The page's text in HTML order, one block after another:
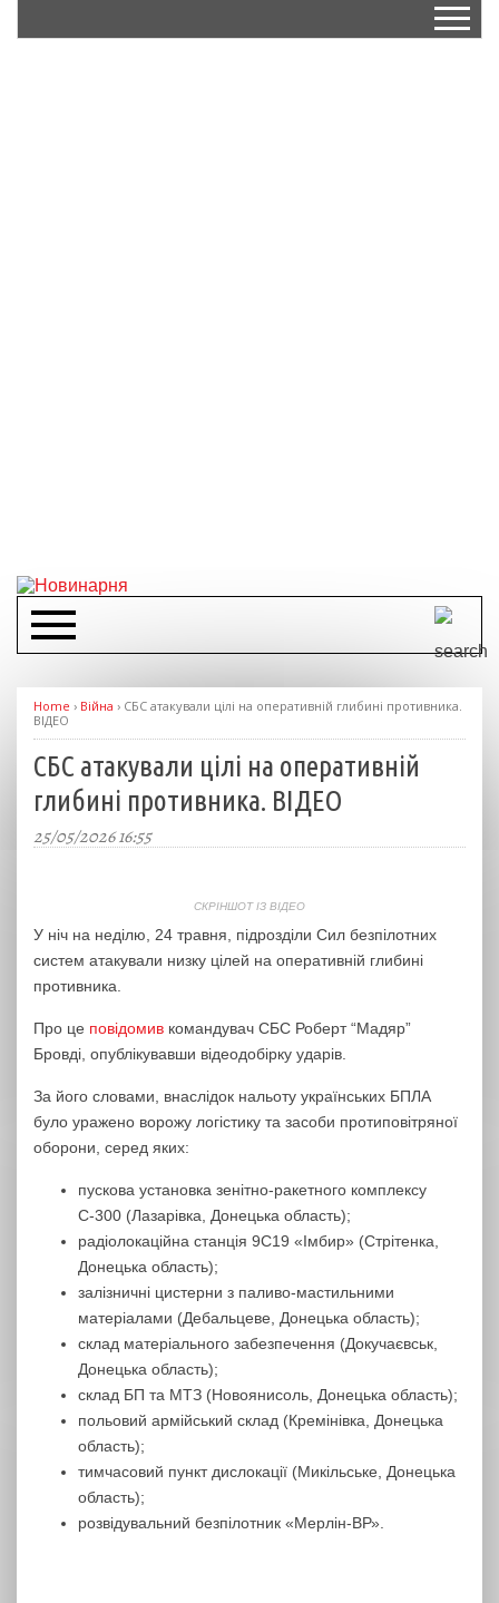
Home › Війна › СБС атакували цілі на оперативній глибині противника.
ВІДЕО
СБС атакували цілі на оперативній
глибині противника. ВІДЕО
25/05/2026 16:55
СКРІНШОТ ІЗ ВІДЕО
У ніч на неділю, 24 травня, підрозділи Сил безпілотних
систем атакували низку цілей на оперативній глибині
противника.
Про це повідомив командувач СБС Роберт “Мадяр”
Бровді, опублікувавши відеодобірку ударів.
За його словами, внаслідок нальоту українських БПЛА
було уражено ворожу логістику та засоби протиповітряної
оборони, серед яких:
пускова установка зенітно-ракетного комплексу
С-300 (Лазарівка, Донецька область);
радіолокаційна станція 9С19 «Імбир» (Стрітенка,
Донецька область);
залізничні цистерни з паливо-мастильними
матеріалами (Дебальцеве, Донецька область);
склад матеріального забезпечення (Докучаєвськ,
Донецька область);
склад БП та МТЗ (Новоянисоль, Донецька область);
польовий армійський склад (Кремінівка, Донецька
область);
тимчасовий пункт дислокації (Микільське, Донецька
область);
розвідувальний безпілотник «Мерлін-ВР».